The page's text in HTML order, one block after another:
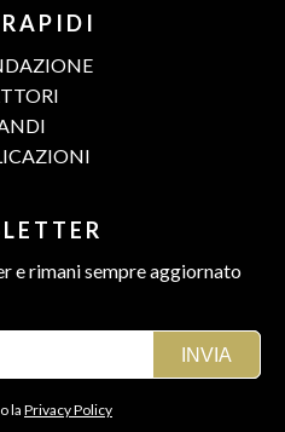
e rimani sempre aggiornato
la Privacy Policy